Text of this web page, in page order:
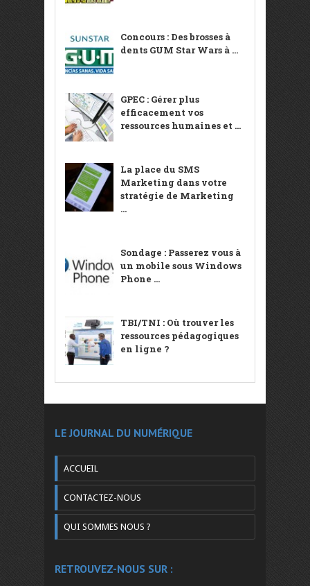
Concours : Des brosses à
dents GUM Star Wars à ...
GPEC : Gérer plus
efficacement vos
ressources humaines et ...
La place du SMS
Marketing dans votre
stratégie de Marketing
...
Sondage : Passerez vous à
un mobile sous Windows
Phone ...
TBI/TNI : Où trouver les
ressources pédagogiques
en ligne ?
LE JOURNAL DU NUMÉRIQUE
ACCUEIL
CONTACTEZ-NOUS
QUI SOMMES NOUS ?
RETROUVEZ-NOUS SUR :